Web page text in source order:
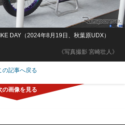
《写真撮影 宮崎壮人》
DAY（2024年8月19日、秋葉原UDX）
の記事へ戻る